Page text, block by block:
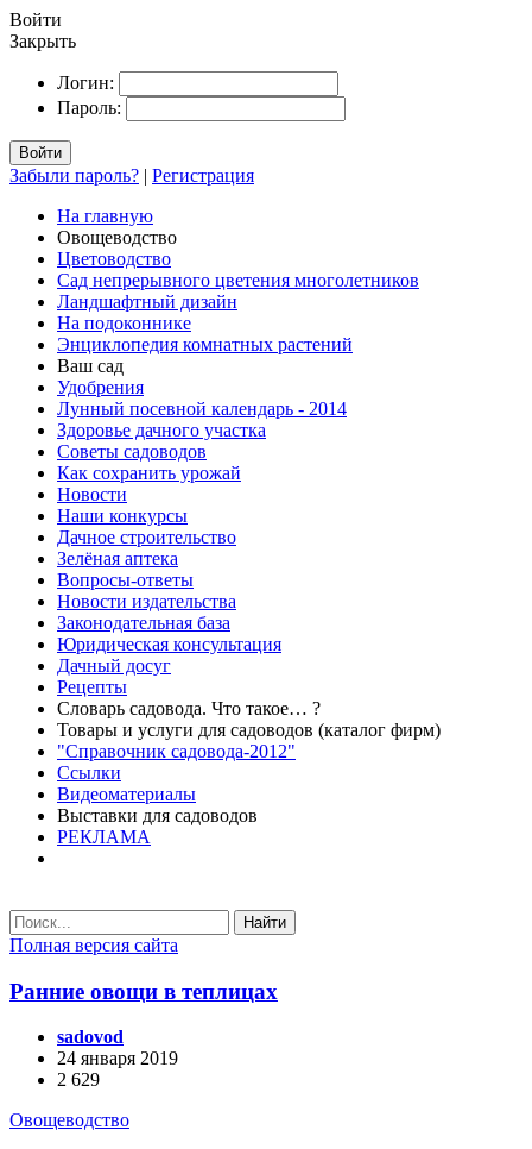
Войти
Закрыть
Логин:
Пароль:
Войти
Забыли пароль? | Регистрация
На главную
Овощеводство
Цветоводство
Сад непрерывного цветения многолетников
Ландшафтный дизайн
На подоконнике
Энциклопедия комнатных растений
Ваш сад
Удобрения
Лунный посевной календарь - 2014
Здоровье дачного участка
Советы садоводов
Как сохранить урожай
Новости
Наши конкурсы
Дачное строительство
Зелёная аптека
Вопросы-ответы
Новости издательства
Законодательная база
Юридическая консультация
Дачный досуг
Рецепты
Словарь садовода. Что такое… ?
Товары и услуги для садоводов (каталог фирм)
"Справочник садовода-2012"
Ссылки
Видеоматериалы
Выставки для садоводов
РЕКЛАМА
Найти
Полная версия сайта
Ранние овощи в теплицах
sadovod
24 января 2019
2 629
Овощеводство